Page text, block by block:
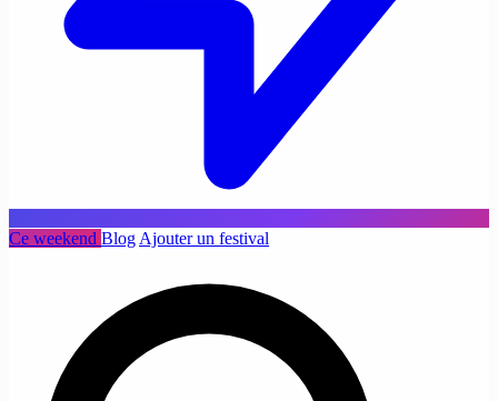
Ce weekend Blog Ajouter un festival